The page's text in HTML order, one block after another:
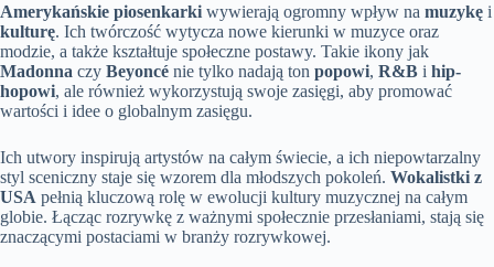
Amerykańskie piosenkarki wywierają ogromny wpływ na muzykę i
kulturę. Ich twórczość wytycza nowe kierunki w muzyce oraz
modzie, a także kształtuje społeczne postawy. Takie ikony jak
Madonna czy Beyoncé nie tylko nadają ton popowi, R&B i hip-
hopowi, ale również wykorzystują swoje zasięgi, aby promować
wartości i idee o globalnym zasięgu.
Ich utwory inspirują artystów na całym świecie, a ich niepowtarzalny
styl sceniczny staje się wzorem dla młodszych pokoleń. Wokalistki z
USA pełnią kluczową rolę w ewolucji kultury muzycznej na całym
globie. Łącząc rozrywkę z ważnymi społecznie przesłaniami, stają się
znaczącymi postaciami w branży rozrywkowej.